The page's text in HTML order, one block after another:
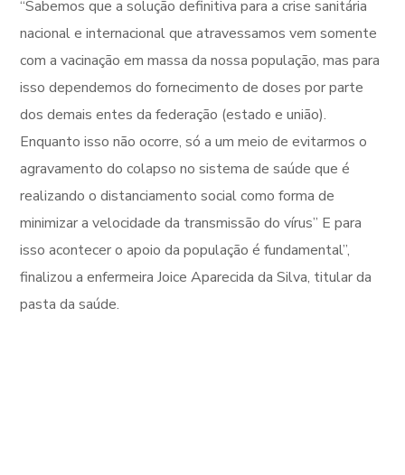
“Sabemos que a solução definitiva para a crise sanitária
nacional e internacional que atravessamos vem somente
com a vacinação em massa da nossa população, mas para
isso dependemos do fornecimento de doses por parte
dos demais entes da federação (estado e união).
Enquanto isso não ocorre, só a um meio de evitarmos o
agravamento do colapso no sistema de saúde que é
realizando o distanciamento social como forma de
minimizar a velocidade da transmissão do vírus” E para
isso acontecer o apoio da população é fundamental”,
finalizou a enfermeira Joice Aparecida da Silva, titular da
pasta da saúde.